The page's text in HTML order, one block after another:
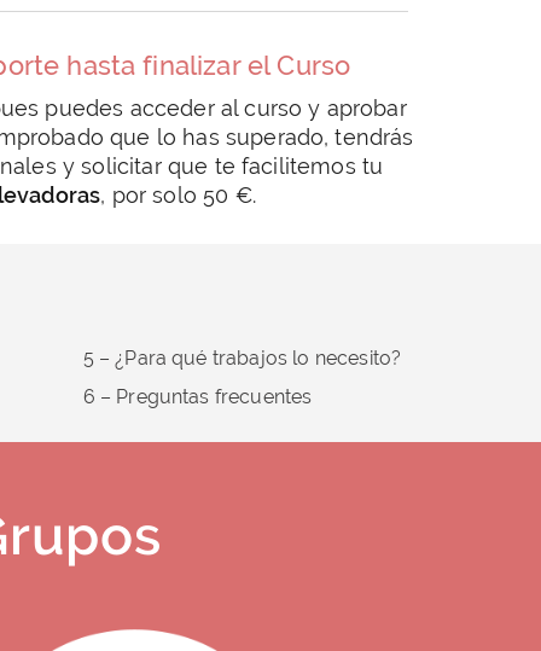
hasta finalizar el Curso
puedes acceder al curso y aprobar
que lo has superado, tendrás
y solicitar que te facilitemos tu
, por solo 50 €.
5 – ¿Para qué trabajos lo necesito?
6 – Preguntas frecuentes